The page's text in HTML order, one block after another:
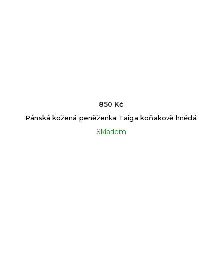
Pánská kožená peněženka Taiga koňakově hnědá
Skladem
850 Kč